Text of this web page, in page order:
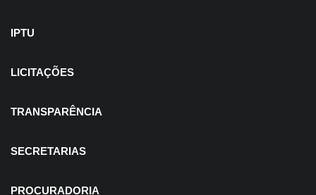
IPTU
LICITAÇÕES
TRANSPARÊNCIA
SECRETARIAS
PROCURADORIA